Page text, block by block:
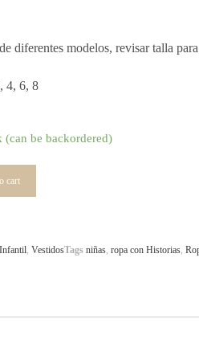
diferentes modelos, revisar talla
4, 6, 8
(can be backordered)
cart
Infantil, VestidosTags niñas, ropa con Historias,